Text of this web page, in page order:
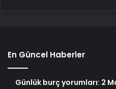
En Güncel Haberler
Günlük burç yorumları: 2